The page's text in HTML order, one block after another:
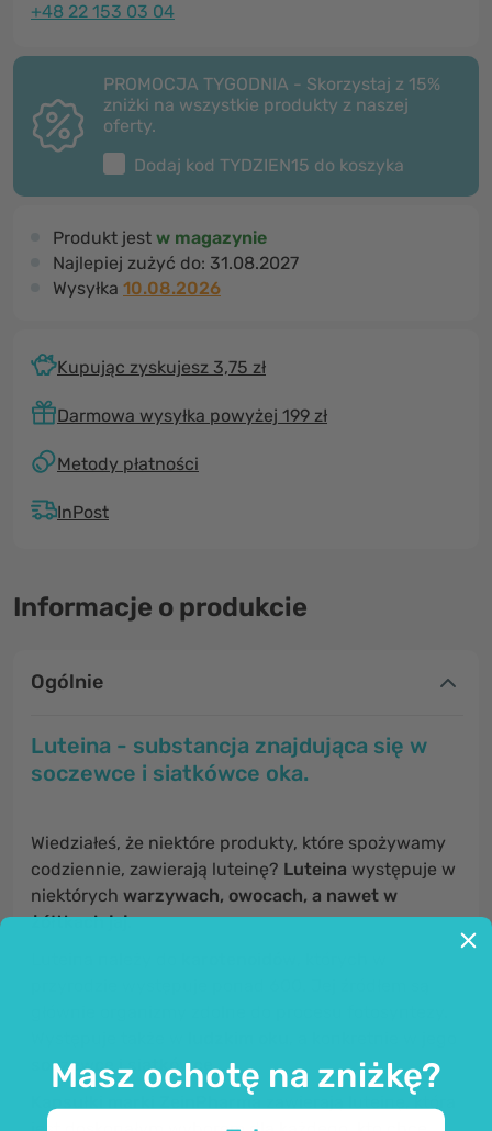
+48 22 153 03 04
PROMOCJA TYGODNIA - Skorzystaj z 15%
zniżki na wszystkie produkty z naszej
oferty.
Dodaj kod TYDZIEN15 do koszyka
Produkt jest w magazynie
Najlepiej zużyć do: 31.08.2027
Wysyłka 10.08.2026
Kupując zyskujesz 3,75 zł
Darmowa wysyłka powyżej 199 zł
Metody płatności
InPost
Informacje o produkcie
Ogólnie
Luteina - substancja znajdująca się w
soczewce i siatkówce oka.
Wiedziałeś, że niektóre produkty, które spożywamy
codziennie, zawierają luteinę? Luteina występuje w
niektórych warzywach, owocach, a nawet w
żółtkach jaj.
soczewce i siatkówce.
Kapsułki marki ZeinPharma
zawierają luteinę, która
Masz ochotę na zniżkę?